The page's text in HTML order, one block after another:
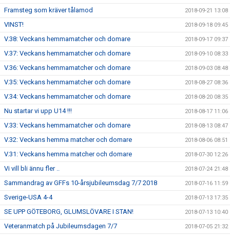
Framsteg som kräver tålamod 2018-09-21 13:08
VINST! 2018-09-18 09:45
V.38: Veckans hemmamatcher och domare 2018-09-17 09:37
V.37: Veckans hemmamatcher och domare 2018-09-10 08:33
V.36: Veckans hemmamatcher och domare 2018-09-03 08:48
V.35: Veckans hemmamatcher och domare 2018-08-27 08:36
V.34: Veckans hemmamatcher och domare 2018-08-20 08:35
Nu startar vi upp U14 !!! 2018-08-17 11:06
V.33: Veckans hemmamatcher och domare 2018-08-13 08:47
V.32: Veckans hemma matcher och domare 2018-08-06 08:51
V.31: Veckans hemma matcher och domare 2018-07-30 12:26
Vi vill bli ännu fler .. 2018-07-24 21:48
Sammandrag av GFFs 10-årsjubileumsdag 7/7 2018 2018-07-16 11:59
Sverige-USA 4-4 2018-07-13 17:35
SE UPP GÖTEBORG, GLUMSLÖVARE I STAN! 2018-07-13 10:40
Veteranmatch på Jubileumsdagen 7/7 2018-07-05 21:32